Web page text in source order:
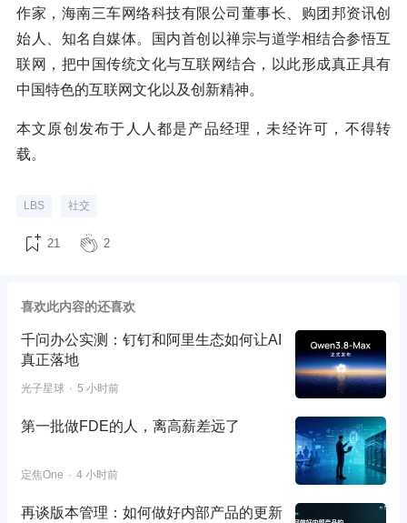
作家，海南三车网络科技有限公司董事长、购团邦资讯创
始人、知名自媒体。国内首创以禅宗与道学相结合参悟互
联网，把中国传统文化与互联网结合，以此形成真正具有
中国特色的互联网文化以及创新精神。
本文原创发布于人人都是产品经理，未经许可，不得转
载。
LBS 社交
21 2
喜欢此内容的还喜欢
千问办公实测：钉钉和阿里生态如何让AI
真正落地
光子星球 5 小时前
第一批做FDE的人，离高薪差远了
定焦One 4 小时前
再谈版本管理：如何做好内部产品的更新